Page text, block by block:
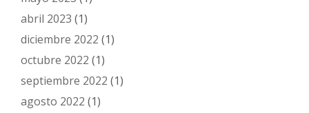
abril 2023 (1)
diciembre 2022 (1)
octubre 2022 (1)
septiembre 2022 (1)
agosto 2022 (1)